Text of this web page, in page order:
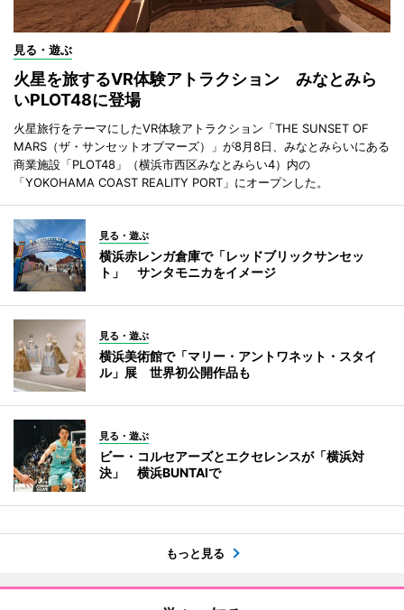
見る・遊ぶ
火星を旅するVR体験アトラクション みなとみら
いPLOT48に登場
火星旅行をテーマにしたVR体験アトラクション「THE SUNSET OF
MARS（ザ・サンセットオブマーズ）」が8月8日、みなとみらいにある
商業施設「PLOT48」（横浜市西区みなとみらい4）内の
「YOKOHAMA COAST REALITY PORT」にオープンした。
見る・遊ぶ
横浜赤レンガ倉庫で「レッドブリックサンセッ
ト」 サンタモニカをイメージ
見る・遊ぶ
横浜美術館で「マリー・アントワネット・スタイ
ル」展 世界初公開作品も
見る・遊ぶ
ビー・コルセアーズとエクセレンスが「横浜対
決」 横浜BUNTAIで
もっと見る